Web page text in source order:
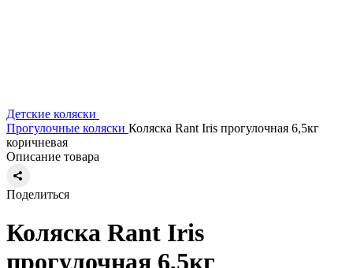
Детские коляски
Прогулочные коляски Коляска Rant Iris прогулочная 6,5кг
коричневая
Описание товара
Поделиться
Коляска Rant Iris
прогулочная 6,5кг